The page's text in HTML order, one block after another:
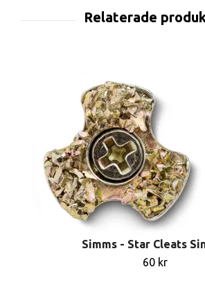
Simms - Star Cleats
60 kr